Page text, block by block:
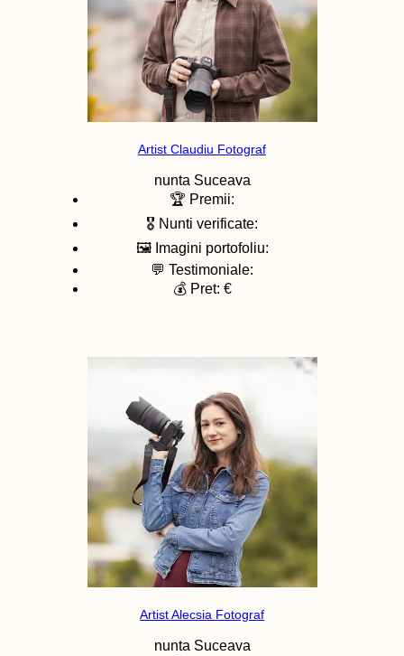
Artist Claudiu Fotograf
nunta Suceava
🏆 Premii:
🎖️ Nunti verificate:
🖼️ Imagini portofoliu:
💬 Testimoniale:
💰 Pret: €
Artist Alecsia Fotograf
nunta Suceava